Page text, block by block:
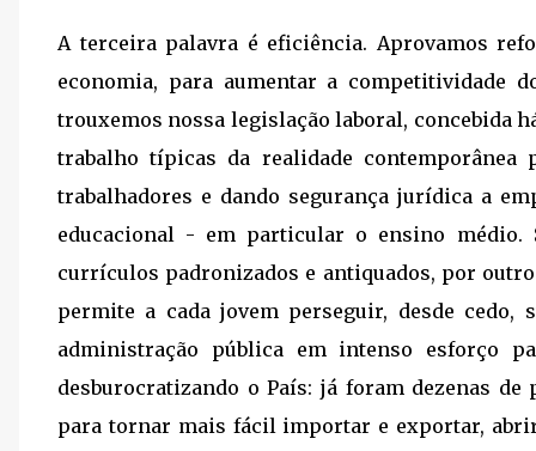
A terceira palavra é eficiência. Aprovamos
economia, para aumentar a competitividade
trouxemos nossa legislação laboral, concebida
trabalho típicas da realidade
trabalhadores e dando segurança jurídica a
educacional - em particular o ensino médio.
currículos padronizados e antiquados, por
permite a cada jovem perseguir, desde cedo,
administração pública em intenso esforço
desburocratizando o País: já foram dezenas
para tornar mais fácil importar e exportar,